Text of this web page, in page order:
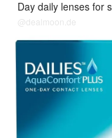
Day daily lenses for
eyes & allergy
protection & high
comfort - 30 lenses
@dealmoon.de